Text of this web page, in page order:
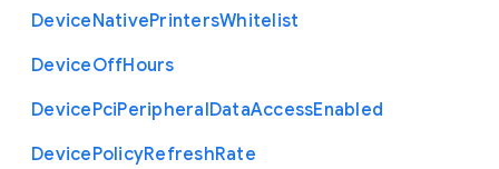
DeviceNativePrintersWhitelist
DeviceOffHours
DevicePciPeripheralDataAccessEnabled
DevicePolicyRefreshRate